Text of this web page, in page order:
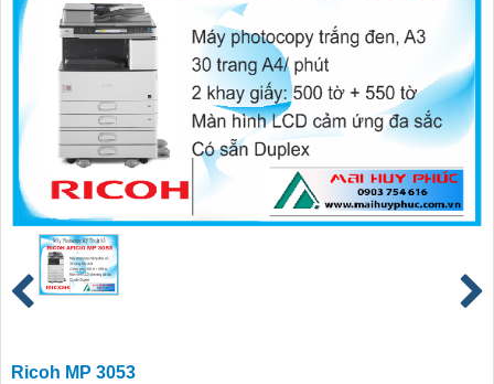
Ricoh MP 3053